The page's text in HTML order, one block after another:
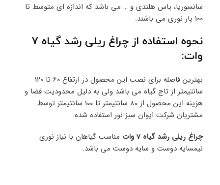
سانسوریا، یاس هلندی و … می باشد که اندازه ای متوسط تا
100 پار نوری می باشند.
نحوه استفاده از چراغ ریلی رشد گیاه 7
وات:
سانتیمتر از تاج گیاه می باشد ولی به دلیل محدودیت فضا و
هزینه این محصول از 80 سانتیمتر تا 100 سانتیمتر توسط
مشتریان شرکت ایوان سبز نور استفاده شده.
چراغ ریلی رشد گیاه 7 وات
مناسب گیاهان با نیاز نوری
نیمسایه دوست و سایه دوست می باشد.